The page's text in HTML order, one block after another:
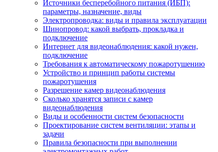
Источники бесперебойного питания (ИБП):
параметры, назначение, виды
Электропроводка: виды и правила эксплуатации
Шинопровод: какой выбрать, прокладка и
подключение
Интернет для видеонаблюдения: какой нужен,
подключение
Требования к автоматическому пожаротушению
Устройство и принцип работы системы
пожаротушения
Разрешение камер видеонаблюдения
Сколько хранятся записи с камер
видеонаблюдения
Виды и особенности систем безопасности
Проектирование систем вентиляции: этапы и
задачи
Правила безопасности при выполнении